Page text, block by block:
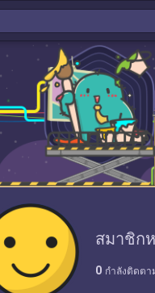
สมาชิก
0 กำลังติดตา